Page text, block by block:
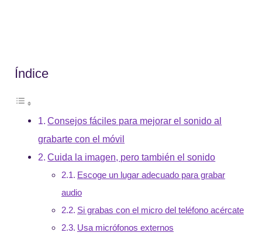
Índice
Consejos fáciles para mejorar el sonido al
grabarte con el móvil
Cuida la imagen, pero también el sonido
Escoge un lugar adecuado para grabar
audio
Si grabas con el micro del teléfono acércate
Usa micrófonos externos